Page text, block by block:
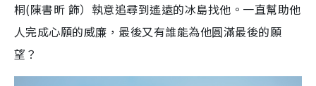
桐(陳書昕 飾）執意追尋到遙遠的冰島找他。一直幫助他
人完成心願的威廉，最後又有誰能為他圓滿最後的願
望？